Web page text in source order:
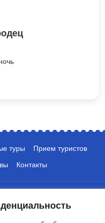
туры
Прием туристов
Контакты